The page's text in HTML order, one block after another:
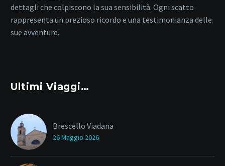
dettagli che colpiscono la sua sensibilità. Ogni scatto
rappresenta un prezioso ricordo e una testimonianza delle
sue avventure.
Ultimi Viaggi…
Brescello Viadana
26 Maggio 2026